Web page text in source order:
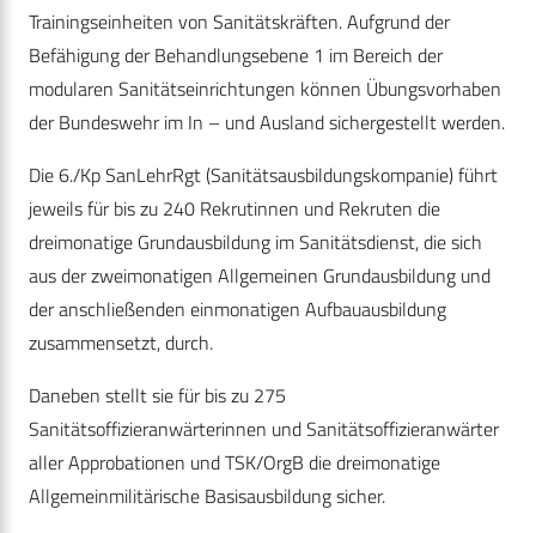
Trainingseinheiten von Sanitätskräften. Aufgrund der
Befähigung der Behandlungsebene 1 im Bereich der
modularen Sanitätseinrichtungen können Übungsvorhaben
der Bundeswehr im In – und Ausland sichergestellt werden.
Die 6./Kp SanLehrRgt (Sanitätsausbildungskompanie) führt
jeweils für bis zu 240 Rekrutinnen und Rekruten die
dreimonatige Grundausbildung im Sanitätsdienst, die sich
aus der zweimonatigen Allgemeinen Grundausbildung und
der anschließenden einmonatigen Aufbauausbildung
zusammensetzt, durch.
Daneben stellt sie für bis zu 275
Sanitätsoffizieranwärterinnen und Sanitätsoffizieranwärter
aller Approbationen und TSK/OrgB die dreimonatige
Allgemeinmilitärische Basisausbildung sicher.